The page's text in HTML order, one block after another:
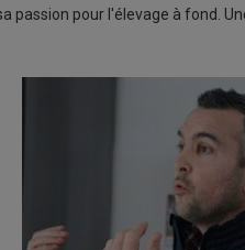
passion pour l'élevage à fond.